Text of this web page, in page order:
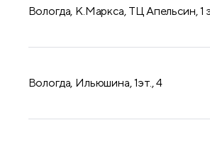
Вологда, К.Маркса, ТЦ Апельсин, 1
Вологда, Ильюшина, 1эт., 4